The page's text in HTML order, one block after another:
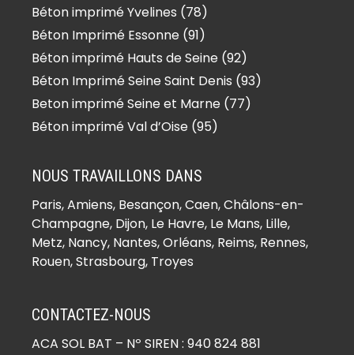
Béton imprimé Yvelines (78)
Béton Imprimé Essonne (91)
Béton imprimé Hauts de Seine (92)
Béton Imprimé Seine Saint Denis (93)
Beton imprimé Seine et Marne (77)
Béton imprimé Val d’Oise (95)
NOUS TRAVAILLONS DANS
Paris,Amiens, Besançon, Caen, Châlons-en-
Champagne, Dijon, Le Havre, Le Mans, Lille,
Metz, Nancy, Nantes, Orléans, Reims, Rennes,
Rouen, Strasbourg, Troyes
CONTACTEZ-NOUS
ACA SOL BAT – Nº SIREN : 940 824 881